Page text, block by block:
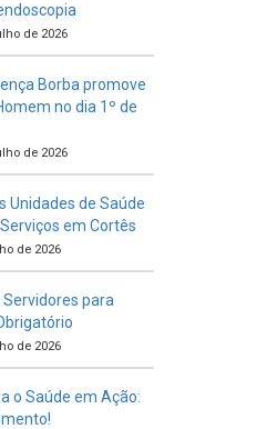
de 2026
Borba promove
no dia 1º de
de 2026
Unidades de Saúde
em Cortês
de 2026
para
de 2026
o Saúde em Ação: